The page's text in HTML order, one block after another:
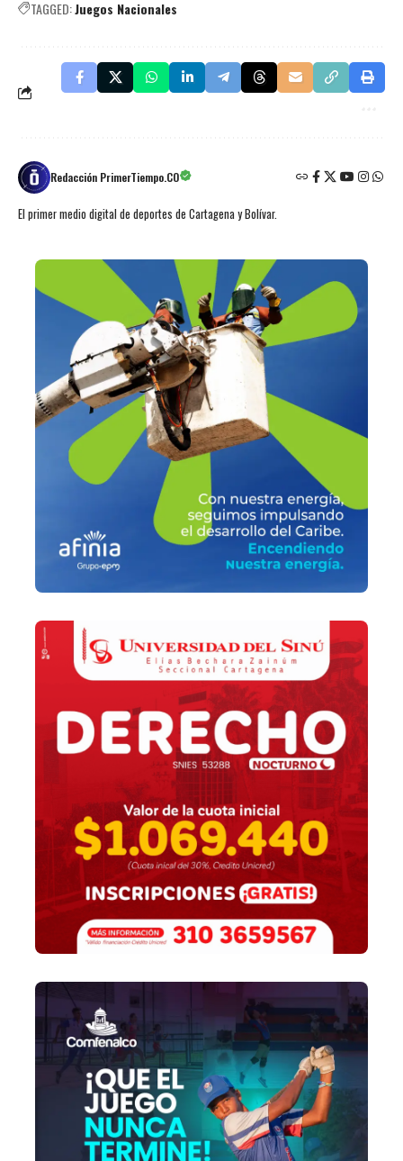
TAGGED:Juegos Nacionales
Redacción PrimerTiempo.CO
El primer medio digital de deportes de Cartagena y Bolívar.